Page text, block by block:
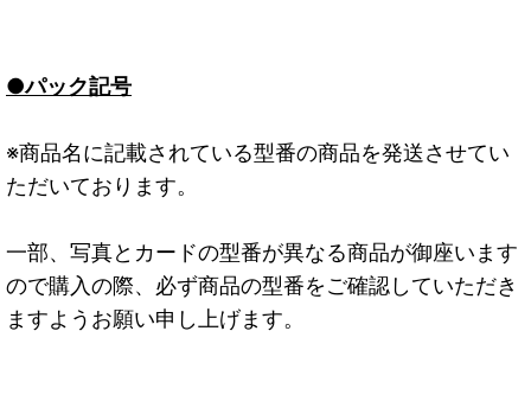
●パック記号
※商品名に記載されている型番の商品を発送させてい
ただいております。
一部、写真とカードの型番が異なる商品が御座います
ので購入の際、必ず商品の型番をご確認していただき
ますようお願い申し上げます。